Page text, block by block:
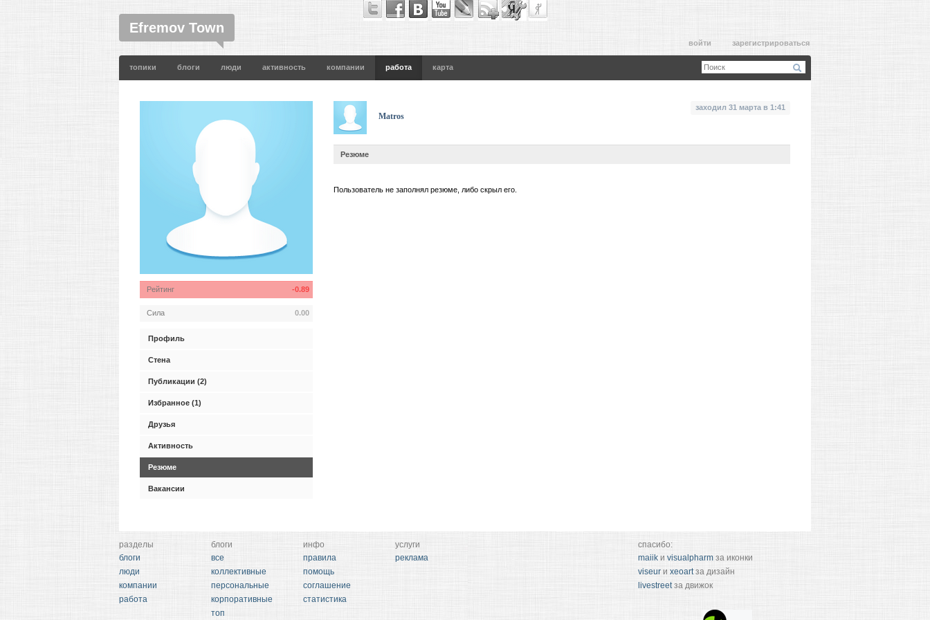
Efremov Town
войти зарегистрироваться
топики блоги люди активность компании работа карта
Matros
заходил 31 марта в 1:41
Резюме
Пользователь не заполнял резюме, либо скрыл его.
Рейтинг -0.89
Сила 0.00
Профиль
Стена
Публикации (2)
Избранное (1)
Друзья
Активность
Резюме
Вакансии
спасибо:
maiik и visualpharm за иконки
viseur и xeoartза дизайн
livestreetза движок
разделы
блоги
люди
компании
работа
блоги
все
коллективные
персональные
корпоративные
топ
инфо
правила
помощь
соглашение
статистика
услуги
реклама